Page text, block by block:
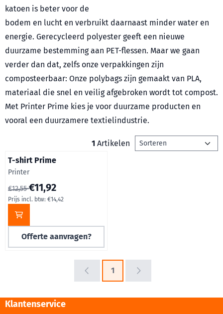
katoen is beter voor de
bodem en lucht en verbruikt daarnaast minder water en
energie. Gerecycleerd polyester geeft een nieuwe
duurzame bestemming aan PET-flessen. Maar we gaan
verder dan dat, zelfs onze verpakkingen zijn
composteerbaar: Onze polybags zijn gemaakt van PLA,
materiaal die snel en veilig afgebroken wordt tot compost.
Met Printer Prime kies je voor duurzame producten en
vooral een duurzamere textielindustrie.
1 Artikelen Sorteermethode
T-shirt Prime
Merk:
Printer
Van 12,55 voor 11,92, inclusief btw: 14,42
€12,55€11,92
Prijs incl. btw: €14,42
Offerte aanvragen?
1
Klantenservice